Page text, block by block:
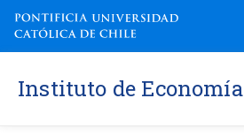
Instituto de Economía